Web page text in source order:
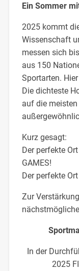
Ein Sommer
2025 kommt
Wissenschaft
messen sich
aus 150
Sportarten.
Die dichteste
auf die
Kurz gesagt:
Der perfekte
GAMES!
Der perfekte
Zur
In der
2025